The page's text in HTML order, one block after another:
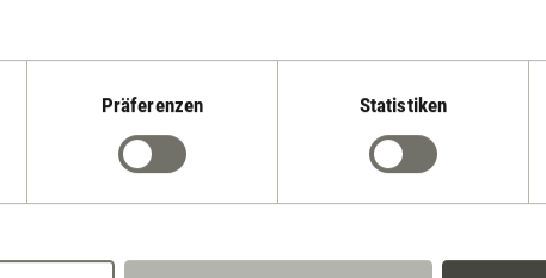
Präferenzen Statistiken
angewendet